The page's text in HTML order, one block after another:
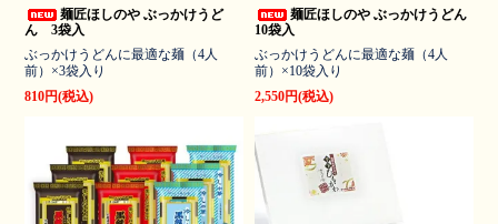
麺匠ほしのや ぶっかけうど
ん 3袋入
ぶっかけうどんに最適な麺（4人
前）×3袋入り
810円(税込)
麺匠ほしのや ぶっかけうどん
10袋入
ぶっかけうどんに最適な麺（4人
前）×10袋入り
2,550円(税込)